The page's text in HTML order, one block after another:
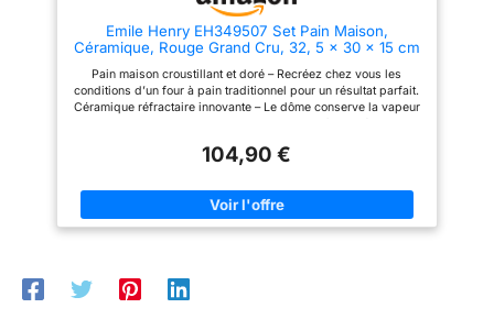
Emile Henry EH349507 Set Pain Maison,
Céramique, Rouge Grand Cru, 32, 5 x 30 x 15 cm
Pain maison croustillant et doré – Recréez chez vous les
conditions d’un four à pain traditionnel pour un résultat parfait.
Céramique réfractaire innovante – Le dôme conserve la vapeur
comme bol à pétrir et faire lever la pâte. Cuisson simple et
manipulation, pour un résultat régulier. Fabrication française
durable – Réalisé à la main en Bourgogne, finition Rouge Grand
Cru élégante, garanti 10 ans.
104,90 €